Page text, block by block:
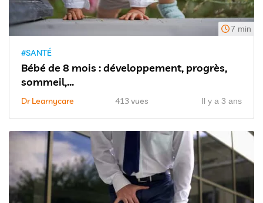
7 min
#SANTÉ
Bébé de 8 mois : développement, progrès,
sommeil,...
Dr Learnycare 413 vues Il y a 3 ans